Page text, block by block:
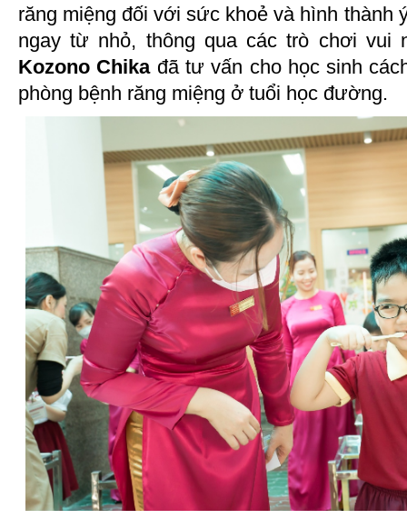
răng miệng đối với sức khoẻ và hình thành
ngay từ nhỏ, thông qua các trò chơi vui
Kozono Chikađã tư vấn cho học sinh
phòng bệnh răng miệng ở tuổi học đường.